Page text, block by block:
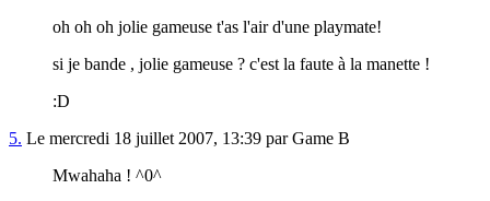
oh oh oh jolie gameuse t'as l'air d'une playmate!
si je bande , jolie gameuse ? c'est la faute à la manette !
:D
5. Le mercredi 18 juillet 2007, 13:39 par Game B
Mwahaha ! ^0^